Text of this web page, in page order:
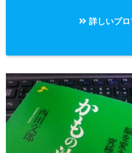
詳しいプ